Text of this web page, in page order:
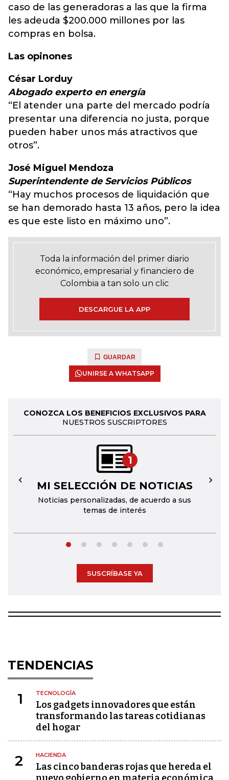
caso de las generadoras a las que la firma
les adeuda $200.000 millones por las
compras en bolsa.
Las opinones
César Lorduy
Abogado experto en energía
“El atender una parte del mercado podría
presentar una diferencia no justa, porque
pueden haber unos más atractivos que
otros”.
José Miguel Mendoza
Superintendente de Servicios Públicos
“Hay muchos procesos de liquidación que
se han demorado hasta 13 años, pero la idea
es que este listo en máximo uno”.
Toda la información del primer diario
económico, empresarial y financiero de
Colombia a tan solo un clic
DESCARGUE LA APP
GUARDAR
UNIRSE A WHATSAPP
CONOZCA LOS BENEFICIOS EXCLUSIVOS PARA
NUESTROS SUSCRIPTORES
1
MI SELECCIÓN DE NOTICIAS
Noticias personalizadas, de acuerdo a sus
temas de interés
← →
SUSCRÍBASE YA
TENDENCIAS
1 TECNOLOGÍA
Los gadgets innovadores que están
transformando las tareas cotidianas
del hogar
2 HACIENDA
Las cinco banderas rojas que hereda el